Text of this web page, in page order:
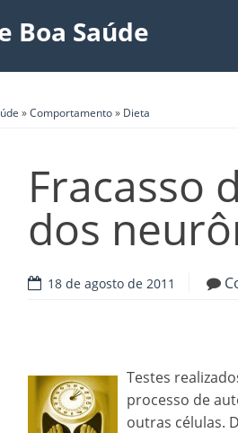
Boa Saúde
»Comportamento» Dieta
Fracasso
dos
18 de agosto de 2011
Testes
processo de
outras células.